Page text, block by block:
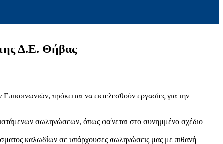
Δ.Ε. Θήβας
πρόκειται να εκτελεσθούν εργασίες για την
σωληνώσεων, όπως φαίνεται στο συνημμένο σχέδιο
καλωδίων σε υπάρχουσες σωληνώσεις μας με πιθανή